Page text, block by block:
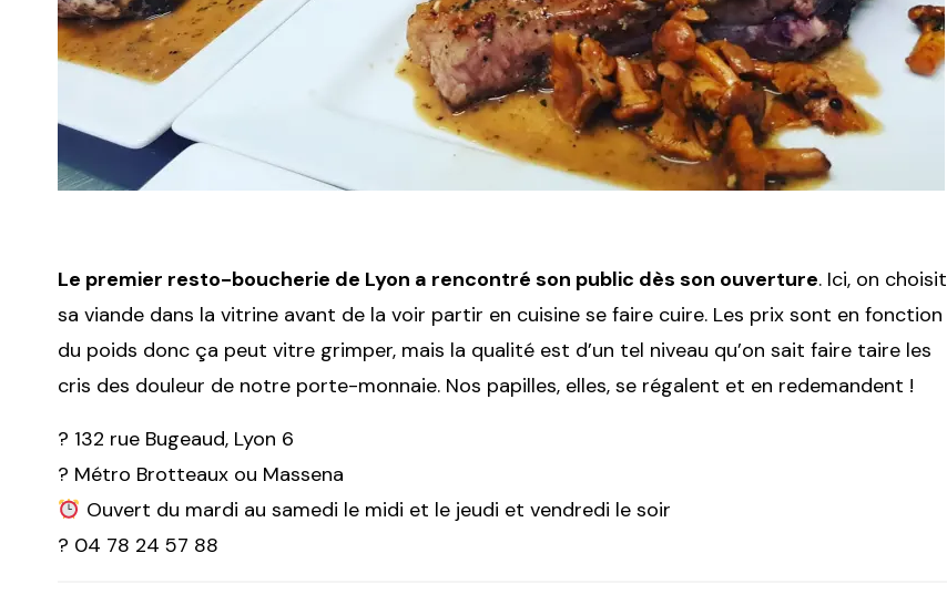
Le premier resto-boucherie de Lyon a rencontré son public dès son ouverture. Ici, on choisit
sa viande dans la vitrine avant de la voir partir en cuisine se faire cuire. Les prix sont en fonction
du poids donc ça peut vitre grimper, mais la qualité est d’un tel niveau qu’on sait faire taire les
cris des douleur de notre porte-monnaie. Nos papilles, elles, se régalent et en redemandent !
? 132 rue Bugeaud, Lyon 6
? Métro Brotteaux ou Massena
Ouvert du mardi au samedi le midi et le jeudi et vendredi le soir
? 04 78 24 57 88